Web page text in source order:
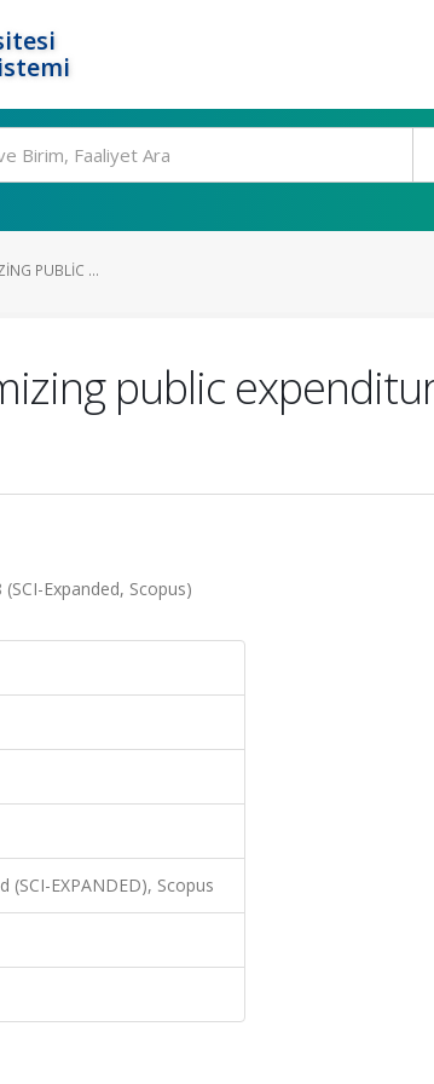
PUBLIC ...
public
Expanded, Scopus)
(SCI-EXPANDED), Scopus